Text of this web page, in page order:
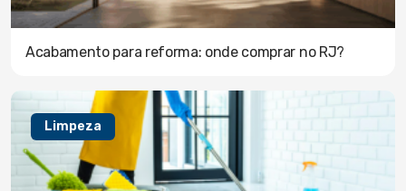
Acabamento para reforma: onde comprar no RJ?
Limpeza